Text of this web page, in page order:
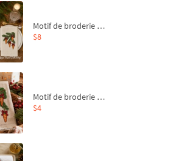
Motif de broderie machine Branche de sapin et carottes - 4 tailles
$8
Motif de broderie machine Branche de sapin et carottes - 4 tailles
$4